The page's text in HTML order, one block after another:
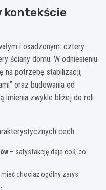
kontekście
i osadzonym: cztery
ściany domu. W odniesieniu
na potrzebę stabilizacji,
oraz budowania od
imienia zwykle bliżej do roli
cech:
– satysfakcję daje coś, co
mieć chociaż ogólny zarys